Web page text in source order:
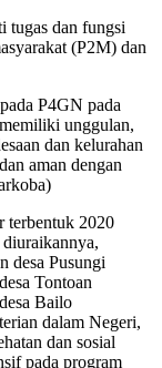
tugas dan fungsi
(P2M) dan
P4GN pada
unggulan,
dan kelurahan
aman dengan
terbentuk 2020
diuraikannya,
desa Pusungi
Tontoan
Bailo
dalam Negeri,
dan sosial
pada program